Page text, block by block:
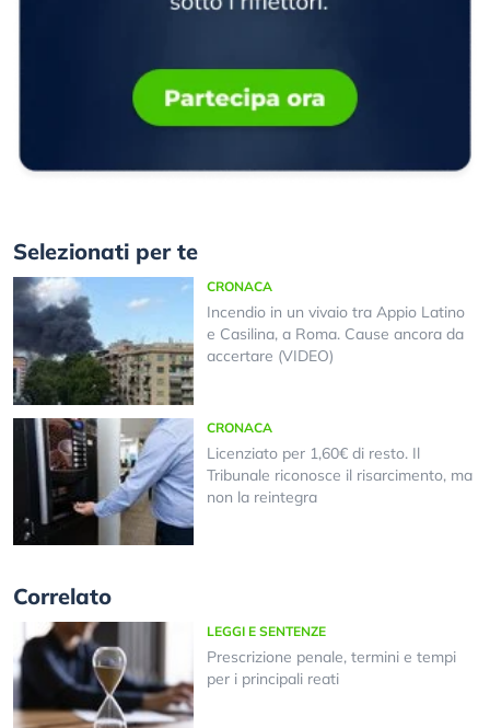
Selezionati per te
CRONACA
Incendio in un vivaio tra Appio Latino
e Casilina, a Roma. Cause ancora da
accertare (VIDEO)
CRONACA
Licenziato per 1,60€ di resto. Il
Tribunale riconosce il risarcimento, ma
non la reintegra
Correlato
LEGGI E SENTENZE
Prescrizione penale, termini e tempi
per i principali reati